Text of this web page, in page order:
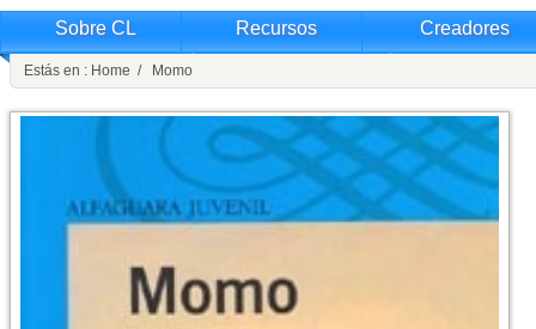
Sobre CL Recursos Creadores
Estás en : Home / Momo